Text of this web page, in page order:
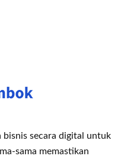
bisnis secara digital untuk
sama memastikan